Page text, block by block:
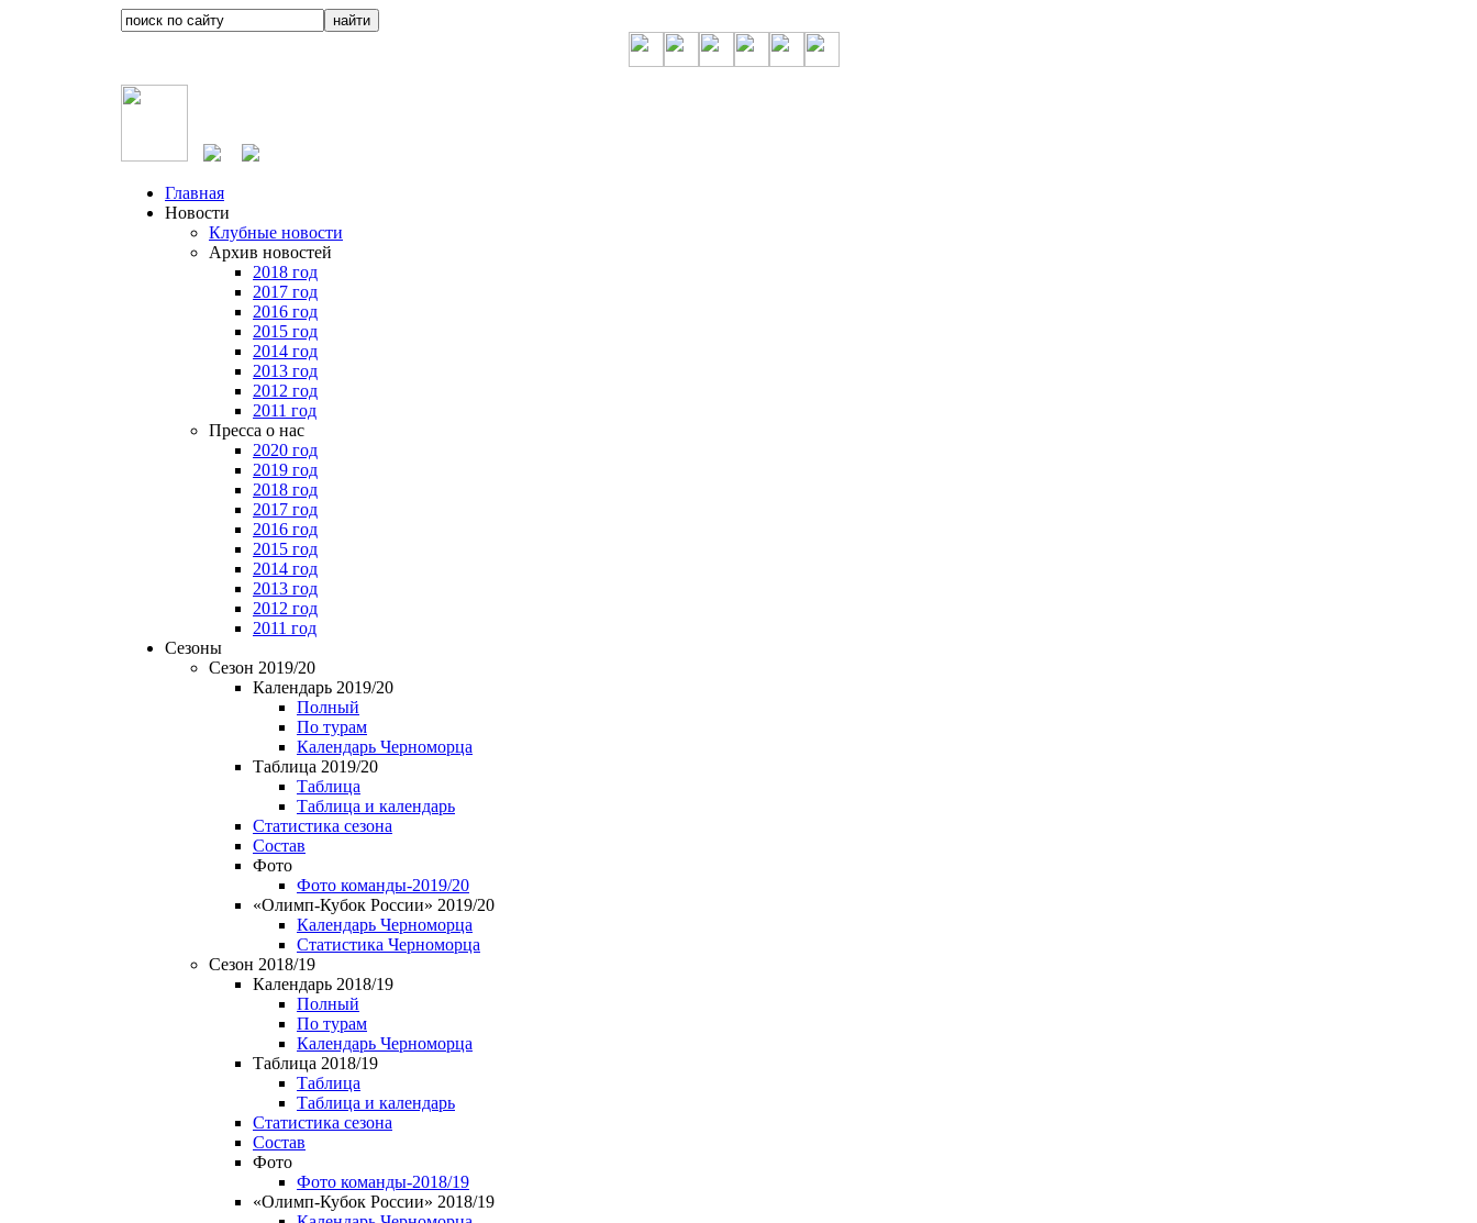
Главная
Новости
Клубные новости
Архив новостей
2018 год
2017 год
2016 год
2015 год
2014 год
2013 год
2012 год
2011 год
Пресса о нас
2020 год
2019 год
2018 год
2017 год
2016 год
2015 год
2014 год
2013 год
2012 год
2011 год
Сезоны
Сезон 2019/20
Календарь 2019/20
Полный
По турам
Календарь Черноморца
Таблица 2019/20
Таблица
Таблица и календарь
Статистика сезона
Состав
Фото
Фото команды-2019/20
«Олимп-Кубок России» 2019/20
Календарь Черноморца
Статистика Черноморца
Сезон 2018/19
Календарь 2018/19
Полный
По турам
Календарь Черноморца
Таблица 2018/19
Таблица
Таблица и календарь
Статистика сезона
Состав
Фото
Фото команды-2018/19
«Олимп-Кубок России» 2018/19